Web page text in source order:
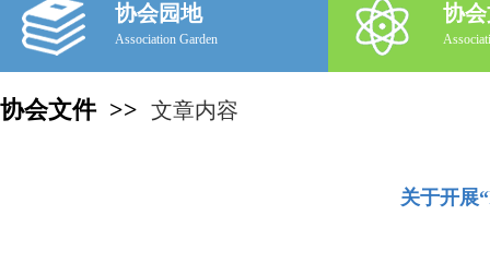
协会园地
Association Garden
协
协会文件 >> 文章内容
关于开展